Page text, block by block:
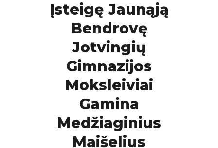
Įsteigę Jaunąją
Bendrovę
Jotvingių
Gimnazijos
Moksleiviai
Gamina
Medžiaginius
Maišelius